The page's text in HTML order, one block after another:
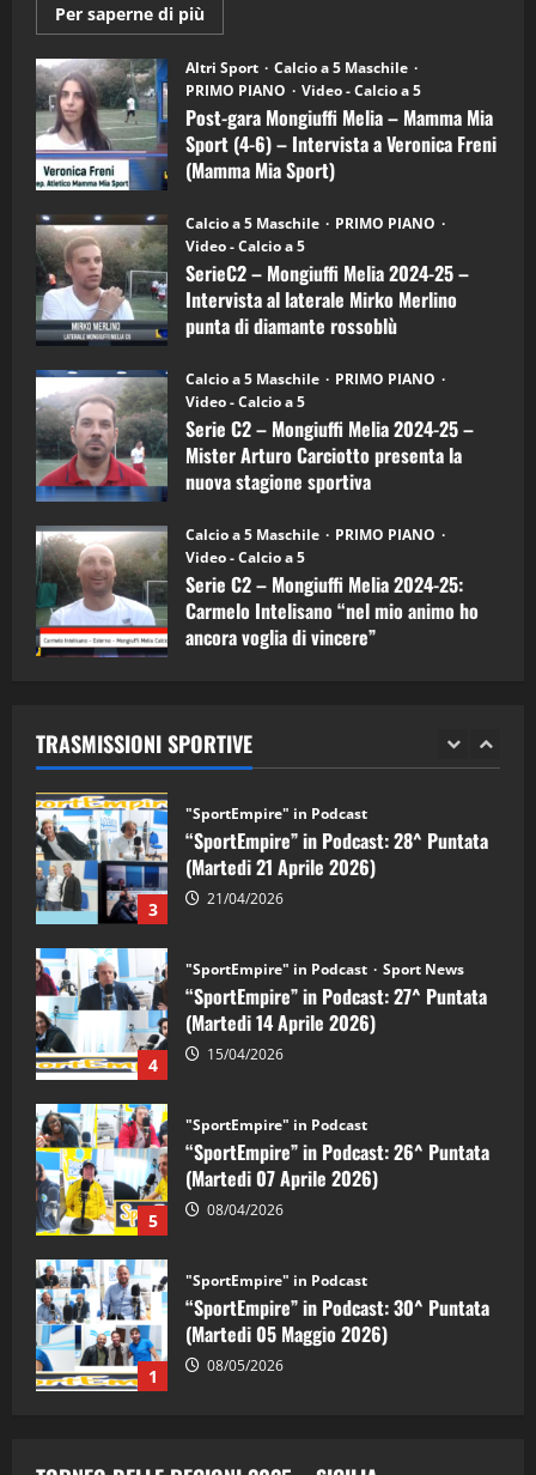
Per saperne di più
informazioni
Post-
gara
Mongiuffi
Melia
–
Mamma
Mia
Sport
6)
–
Intervista
a
mister
Arturo
Carciotto
(Mongiuffi
Altri Sport
Calcio a 5 Maschile
PRIMO PIANO
Video - Calcio a 5
Post-gara Mongiuffi Melia – Mamma Mia
Sport (4-6) – Intervista a Veronica Freni
(Mamma Mia Sport)
Calcio a 5 Maschile
PRIMO PIANO
Video - Calcio a 5
SerieC2 – Mongiuffi Melia 2024-25 –
Intervista al laterale Mirko Merlino
punta di diamante rossoblù
Calcio a 5 Maschile
PRIMO PIANO
Video - Calcio a 5
Serie C2 – Mongiuffi Melia 2024-25 –
Mister Arturo Carciotto presenta la
nuova stagione sportiva
Calcio a 5 Maschile
PRIMO PIANO
Video - Calcio a 5
Serie C2 – Mongiuffi Melia 2024-25:
Carmelo Intelisano “nel mio animo ho
ancora voglia di vincere”
TRASMISSIONI SPORTIVE
3
"SportEmpire" in Podcast
“SportEmpire” in Podcast: 28^ Puntata
(Martedi 21 Aprile 2026)
21/04/2026
4
“SportEmpire” in Podcast: 27^ Puntata
(Martedi 14 Aprile 2026)
15/04/2026
5
“SportEmpire” in Podcast: 26^ Puntata
(Martedi 07 Aprile 2026)
08/04/2026
1
“SportEmpire” in Podcast: 30^ Puntata
(Martedi 05 Maggio 2026)
08/05/2026
2 28/04/2026
3
"SportEmpire" in Podcast
“SportEmpire” in Podcast: 28^ Puntata
(Martedi 21 Aprile 2026)
21/04/2026
4
"SportEmpire" in Podcast Sport News
“SportEmpire” in Podcast: 27^ Puntata
(Martedi 14 Aprile 2026)
15/04/2026
5
"SportEmpire" in Podcast
“SportEmpire” in Podcast: 26^ Puntata
(Martedi 07 Aprile 2026)
08/04/2026
1
"SportEmpire" in Podcast
“SportEmpire” in Podcast: 30^ Puntata
(Martedi 05 Maggio 2026)
08/05/2026
“SportEmpire” in Podcast: 29^ Puntata